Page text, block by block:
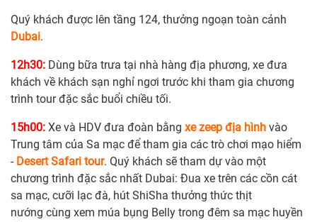
Quý khách được lên tầng 124, thưởng ngoạn toàn cảnh
Dubai.
12h30: Dùng bữa trưa tại nhà hàng địa phương, xe đưa
khách về khách sạn nghỉ ngơi trước khi tham gia chương
trình tour đặc sắc buổi chiều tối.
15h00: Xe và HDV đưa đoàn bằng xe zeep địa hình vào
Trung tâm của Sa mạc để tham gia các trò chơi mạo hiểm
- Desert Safari tour. Quý khách sẽ tham dự vào một
chương trình đặc sắc nhất Dubai: Đua xe trên các cồn cát
sa mạc, cưỡi lạc đà, hút ShiSha thưởng thức thịt
nướng cùng xem múa bụng Belly trong đêm sa mạc huyền